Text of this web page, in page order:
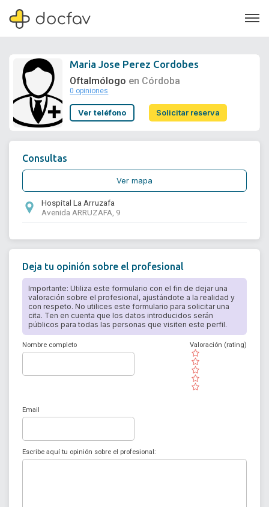
Soporte
Maria Jose Perez Cordobes
Oftalmólogo en Córdoba
0 opiniones
Ver teléfono Solicitar reserva
Consultas
Ver mapa
Hospital La Arruzafa
Avenida ARRUZAFA, 9
Deja tu opinión sobre el profesional
Importante: Utiliza este formulario con el fin de dejar una
valoración sobre el profesional, ajustándote a la realidad y
con respeto. No utilices este formulario para solicitar una
cita. Ten en cuenta que los datos introducidos serán
públicos para todas las personas que visiten este perfil.
Nombre completo
( )
( )
( )
( )
( )
Valoración (rating)
Email
Escribe aquí tu opinión sobre el profesional: